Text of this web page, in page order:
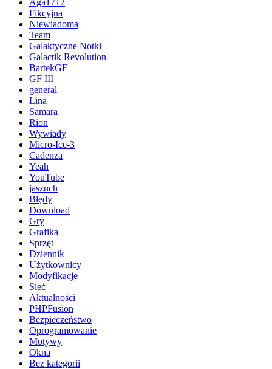
Fikcyjna
Niewiadoma
Team
Galaktyczne Notki
Galactik Revolution
BartekGF
GF III
general
Lina
Samara
Rion
Wywiady
Micro-Ice-3
Cadenza
Yeah
YouTube
jaszuch
Błędy
Download
Gry
Grafika
Sprzęt
Dziennik
Użytkownicy
Modyfikacje
Sieć
Aktualności
PHPFusion
Bezpieczeństwo
Oprogramowanie
Motywy
Okna
Bez kategorii